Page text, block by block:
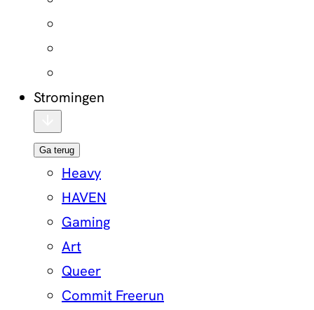
Stromingen
Ga terug
Heavy
HAVEN
Gaming
Art
Queer
Commit Freerun